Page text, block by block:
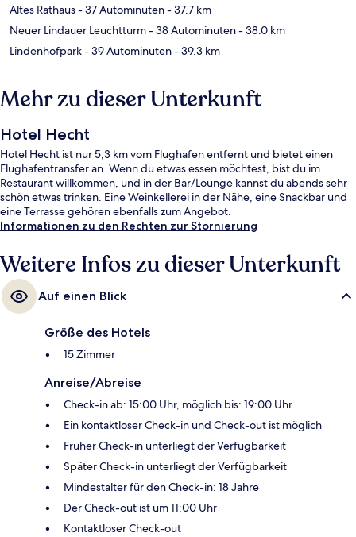
Altes Rathaus- 37 Autominuten- 37.7 km
Neuer Lindauer Leuchtturm- 38 Autominuten- 38.0 km
Lindenhofpark- 39 Autominuten- 39.3 km
Mehr zu dieser Unterkunft
Hotel Hecht
Hotel Hecht ist nur 5,3 km vom Flughafen entfernt und bietet einen
Flughafentransfer an. Wenn du etwas essen möchtest, bist du im
Restaurant willkommen, und in der Bar/Lounge kannst du abends sehr
schön etwas trinken. Eine Weinkellerei in der Nähe, eine Snackbar und
eine Terrasse gehören ebenfalls zum Angebot.
Informationen zu den Rechten zur Stornierung
Weitere Infos zu dieser Unterkunft
Auf einen Blick
Größe des Hotels
15 Zimmer
Anreise/Abreise
Check-in ab: 15:00 Uhr, möglich bis: 19:00 Uhr
Ein kontaktloser Check-in und Check-out ist möglich
Früher Check-in unterliegt der Verfügbarkeit
Später Check-in unterliegt der Verfügbarkeit
Mindestalter für den Check-in: 18 Jahre
Der Check-out ist um 11:00 Uhr
Kontaktloser Check-out